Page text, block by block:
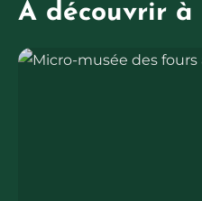
À découvrir à
Micro-musée des fours à